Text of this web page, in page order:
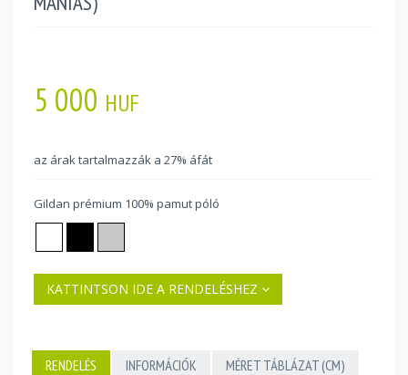
5 000 HUF
az árak tartalmazzák a 27% áfát
Gildan prémium 100% pamut póló
KATTINTSON IDE A RENDELÉSHEZ
RENDELÉS INFORMÁCIÓK MÉRET TÁBLÁZAT (CM)